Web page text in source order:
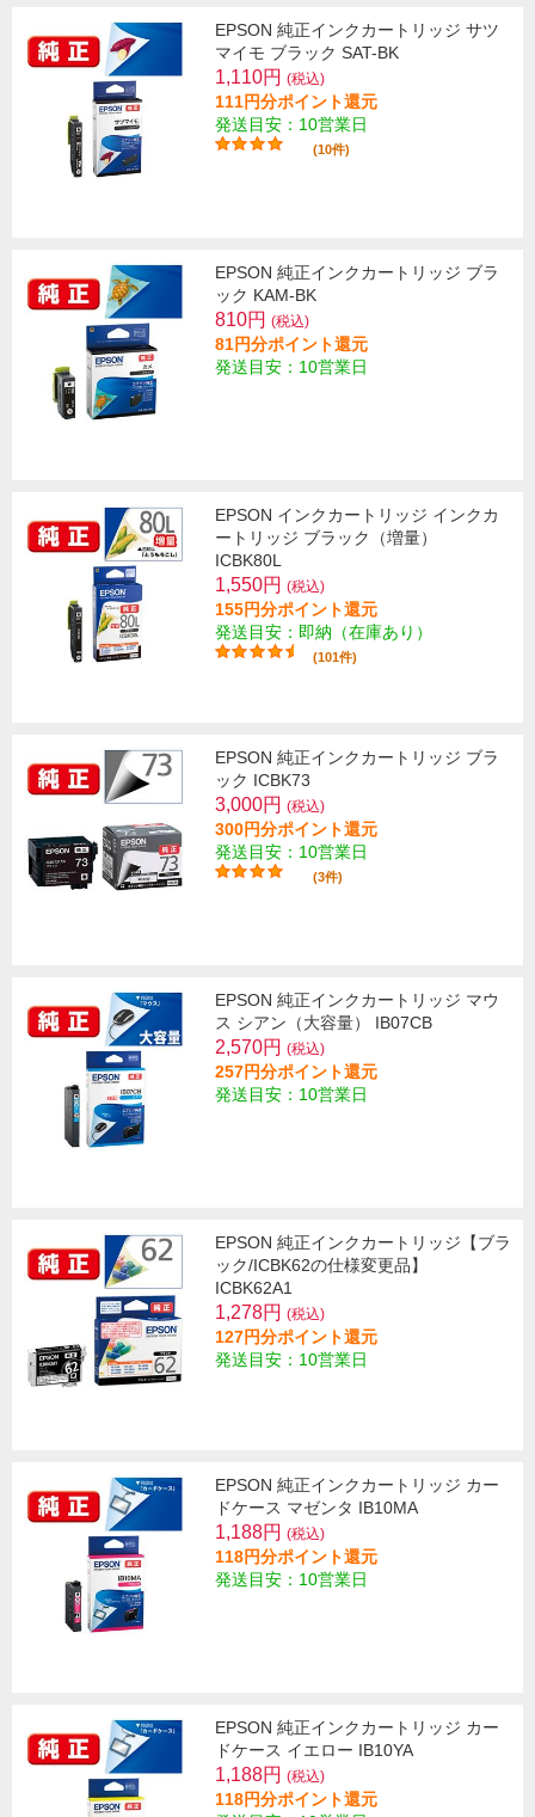
EPSON 純正インクカートリッジ サツ
マイモ ブラック SAT-BK
1,110円 (税込)
111円分ポイント還元
発送目安：10営業日
(10件)
EPSON 純正インクカートリッジ ブラ
ック KAM-BK
810円 (税込)
81円分ポイント還元
発送目安：10営業日
EPSON インクカートリッジ インクカ
ートリッジ ブラック（増量）
ICBK80L
1,550円 (税込)
155円分ポイント還元
発送目安：即納（在庫あり）
(101件)
EPSON 純正インクカートリッジ ブラ
ック ICBK73
3,000円 (税込)
300円分ポイント還元
発送目安：10営業日
(3件)
EPSON 純正インクカートリッジ マウ
ス シアン（大容量） IB07CB
2,570円 (税込)
257円分ポイント還元
発送目安：10営業日
EPSON 純正インクカートリッジ【ブラ
ック/ICBK62の仕様変更品】
ICBK62A1
1,278円 (税込)
127円分ポイント還元
発送目安：10営業日
EPSON 純正インクカートリッジ カー
ドケース マゼンタ IB10MA
1,188円 (税込)
118円分ポイント還元
発送目安：10営業日
EPSON 純正インクカートリッジ カー
ドケース イエロー IB10YA
1,188円 (税込)
118円分ポイント還元